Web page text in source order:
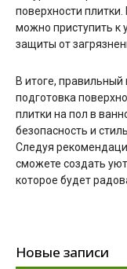
поверхности
можно приступить к
защиты от
В итоге,
подготовка
плитки на пол в
безопасность и
Следуя
сможете создать
которое будет
Новые записи